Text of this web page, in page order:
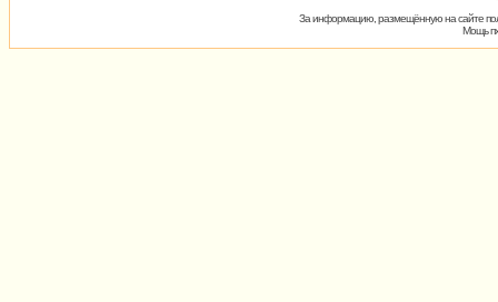
За информацию, размещённую на сайте
Мощь